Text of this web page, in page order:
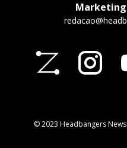
Marketing
© 2023 Headbangers